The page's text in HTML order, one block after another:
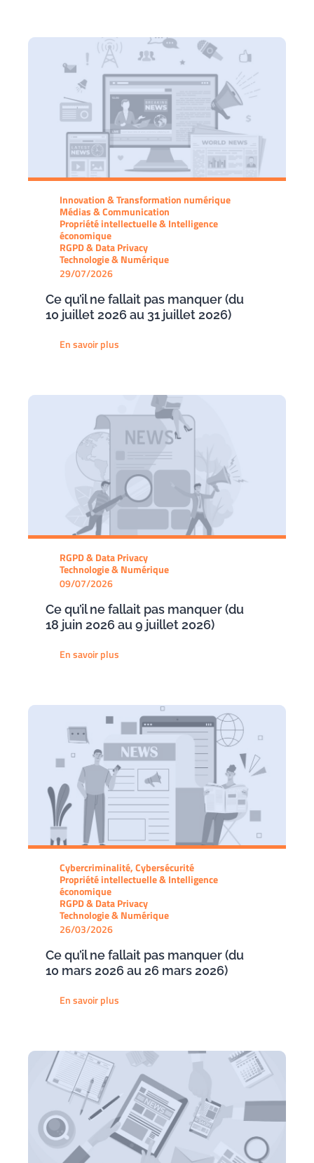
Innovation & Transformation numérique
Médias & Communication
Propriété intellectuelle & Intelligence
économique
RGPD & Data Privacy
Technologie & Numérique
29/07/2026
Ce qu’il ne fallait pas manquer (du
10 juillet 2026 au 31 juillet 2026)
En savoir plus
RGPD & Data Privacy
Technologie & Numérique
09/07/2026
Ce qu’il ne fallait pas manquer (du
18 juin 2026 au 9 juillet 2026)
En savoir plus
Cybercriminalité, Cybersécurité
Propriété intellectuelle & Intelligence
économique
RGPD & Data Privacy
Technologie & Numérique
26/03/2026
Ce qu’il ne fallait pas manquer (du
10 mars 2026 au 26 mars 2026)
En savoir plus